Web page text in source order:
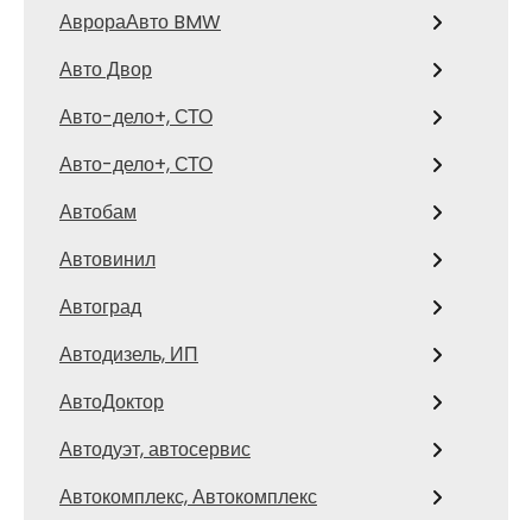
АврораАвто BMW
Авто Двор
Авто-дело+, СТО
Авто-дело+, СТО
Автобам
Автовинил
Автоград
Автодизель, ИП
АвтоДоктор
Автодуэт, автосервис
Автокомплекс, Автокомплекс